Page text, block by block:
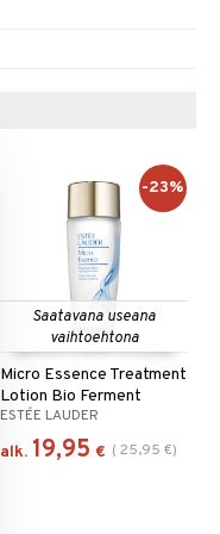
Saatavana useana
vaihtoehtona
Micro Essence Treatment
Lotion Bio Ferment
ESTÉE LAUDER
alk. 19,95 € ( 25,95 €)
-23%